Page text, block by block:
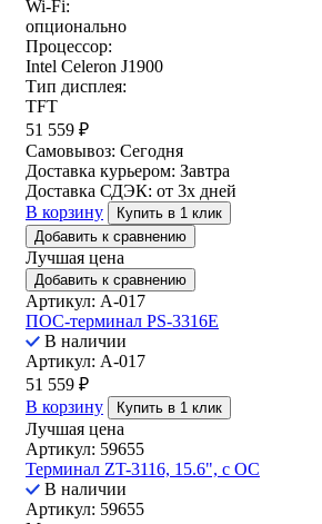
Wi-Fi:
опционально
Процессор:
Intel Celeron J1900
Тип дисплея:
TFT
51 559 ₽
Самовывоз: Сегодня
Доставка курьером: Завтра
Доставка СДЭК: от 3х дней
В корзину
Купить в 1 клик
Добавить к сравнению
Лучшая цена
Добавить к сравнению
Артикул: A-017
ПОС-терминал PS-3316E
В наличии
Артикул: A-017
51 559 ₽
В корзину
Купить в 1 клик
Лучшая цена
Артикул: 59655
Терминал ZT-3116, 15.6", с ОС
В наличии
Артикул: 59655